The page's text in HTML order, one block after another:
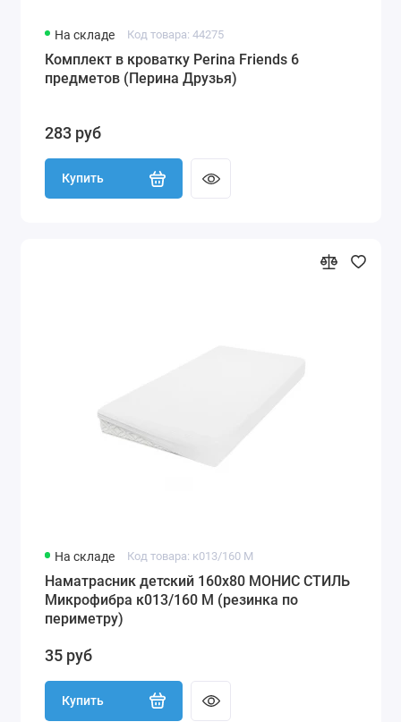
На складе Код товара: 44275
Комплект в кроватку Perina Friends 6
предметов (Перина Друзья)
283 руб
Купить
На складе Код товара: к013/160 М
Наматрасник детский 160х80 МОНИС СТИЛЬ
Микрофибра к013/160 М (резинка по
периметру)
35 руб
Купить